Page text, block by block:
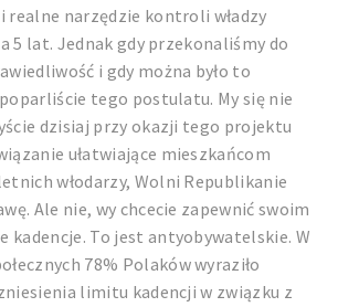
realne narzędzie kontroli władzy
5 lat. Jednak gdy przekonaliśmy do
i gdy można było to
tego postulatu. My się nie
dzisiaj przy okazji tego projektu
ułatwiające mieszkańcom
włodarzy, Wolni Republikanie
Ale nie, wy chcecie zapewnić swoim
kadencje. To jest antyobywatelskie. W
78% Polaków wyraziło
limitu kadencji w związku z